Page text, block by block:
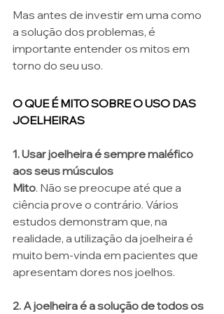
Mas antes de investir em uma como
a solução dos problemas, é
importante entender os mitos em
torno do seu uso.
O QUE É MITO SOBRE O USO DAS
JOELHEIRAS
1. Usar joelheira é sempre maléfico
aos seus músculos
Mito. Não se preocupe até que a
ciência prove o contrário. Vários
estudos demonstram que, na
realidade, a utilização da joelheira é
muito bem-vinda em pacientes que
apresentam dores nos joelhos.
2. A joelheira é a solução de todos os